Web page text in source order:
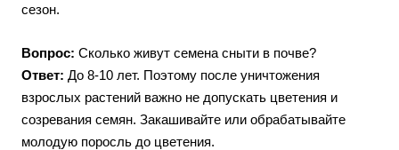
сезон.
Вопрос: Сколько живут семена сныти в почве?
Ответ: До 8-10 лет. Поэтому после уничтожения
взрослых растений важно не допускать цветения и
созревания семян. Закашивайте или обрабатывайте
молодую поросль до цветения.